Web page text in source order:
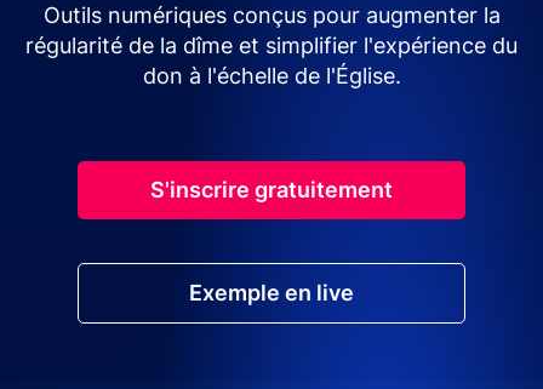
Outils numériques conçus pour augmenter la
régularité de la dîme et simplifier l'expérience du
don à l'échelle de l'Église.
S'inscrire gratuitement
Exemple en live